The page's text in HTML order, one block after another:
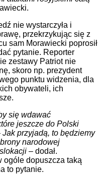
nie wystarczyła i
przekrzykując się z
sam Morawiecki poprosił
pytanie. Reporter
zestawy Patriot nie
skoro np. prezydent
punktu widzenia, dla
obywateli, ich
się wdawać
jeszcze do Polski
Jak przyjadą, to będziemy
narodowej
– dodał.
ogóle dopuszcza taką
to pytanie.